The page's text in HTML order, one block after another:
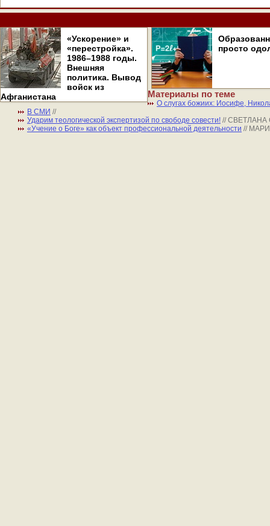
«Ускорение» и
«перестройка».
1986–1988 годы.
Внешняя
политика. Вывод
войск из
Афганистана
просто
Материалы по теме
О слугах божиих: Иосифе,
В СМИ //
Ударим теологической экспертизой по свободе совести! //
«Учение о Боге» как объект профессиональной деятельности //